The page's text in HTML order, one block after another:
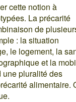
cette notion à
La précarité
de
: la situation
le logement, la
et la
une pluralité des
alimentaire.